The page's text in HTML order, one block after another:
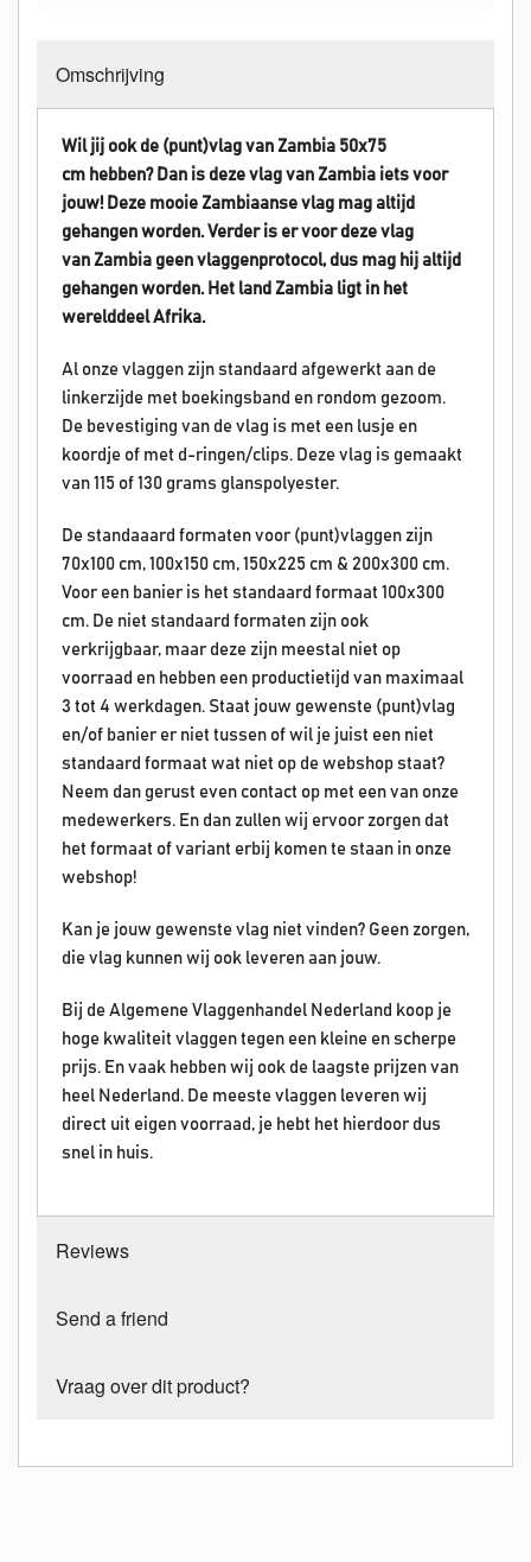
Omschrijving
Wil jij ook de (punt)vlag van Zambia 50x75
cm hebben? Dan is deze vlag van Zambia iets voor
jouw! Deze mooie Zambiaanse vlag mag altijd
gehangen worden. Verder is er voor deze vlag
van Zambia geen vlaggenprotocol, dus mag hij altijd
gehangen worden. Het land Zambia ligt in het
werelddeel Afrika.
Al onze vlaggen zijn standaard afgewerkt aan de
linkerzijde met boekingsband en rondom gezoom.
De bevestiging van de vlag is met een lusje en
koordje of met d-ringen/clips. Deze vlag is gemaakt
van 115 of 130 grams glanspolyester.
De standaaard formaten voor (punt)vlaggen zijn
70x100 cm, 100x150 cm, 150x225 cm & 200x300 cm.
Voor een banier is het standaard formaat 100x300
cm. De niet standaard formaten zijn ook
verkrijgbaar, maar deze zijn meestal niet op
voorraad en hebben een productietijd van maximaal
3 tot 4 werkdagen. Staat jouw gewenste (punt)vlag
en/of banier er niet tussen of wil je juist een niet
standaard formaat wat niet op de webshop staat?
Neem dan gerust even contact op met een van onze
medewerkers. En dan zullen wij ervoor zorgen dat
het formaat of variant erbij komen te staan in onze
webshop!
Kan je jouw gewenste vlag niet vinden? Geen zorgen,
die vlag kunnen wij ook leveren aan jouw.
Bij de Algemene Vlaggenhandel Nederland koop je
hoge kwaliteit vlaggen tegen een kleine en scherpe
prijs. En vaak hebben wij ook de laagste prijzen van
heel Nederland. De meeste vlaggen leveren wij
direct uit eigen voorraad, je hebt het hierdoor dus
snel in huis.
Reviews
Send a friend
Vraag over dit product?